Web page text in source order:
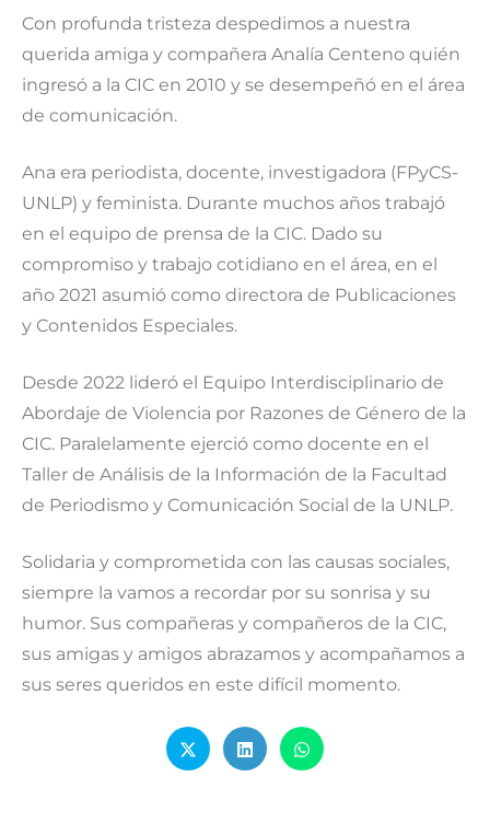
Con profunda tristeza despedimos a nuestra
querida amiga y compañera Analía Centeno quién
ingresó a la CIC en 2010 y se desempeñó en el área
de comunicación.
Ana era periodista, docente, investigadora (FPyCS-
UNLP) y feminista. Durante muchos años trabajó
en el equipo de prensa de la CIC. Dado su
compromiso y trabajo cotidiano en el área, en el
año 2021 asumió como directora de Publicaciones
y Contenidos Especiales.
Desde 2022 lideró el Equipo Interdisciplinario de
Abordaje de Violencia por Razones de Género de la
CIC. Paralelamente ejerció como docente en el
Taller de Análisis de la Información de la Facultad
de Periodismo y Comunicación Social de la UNLP.
Solidaria y comprometida con las causas sociales,
siempre la vamos a recordar por su sonrisa y su
humor. Sus compañeras y compañeros de la CIC,
sus amigas y amigos abrazamos y acompañamos a
sus seres queridos en este difícil momento.